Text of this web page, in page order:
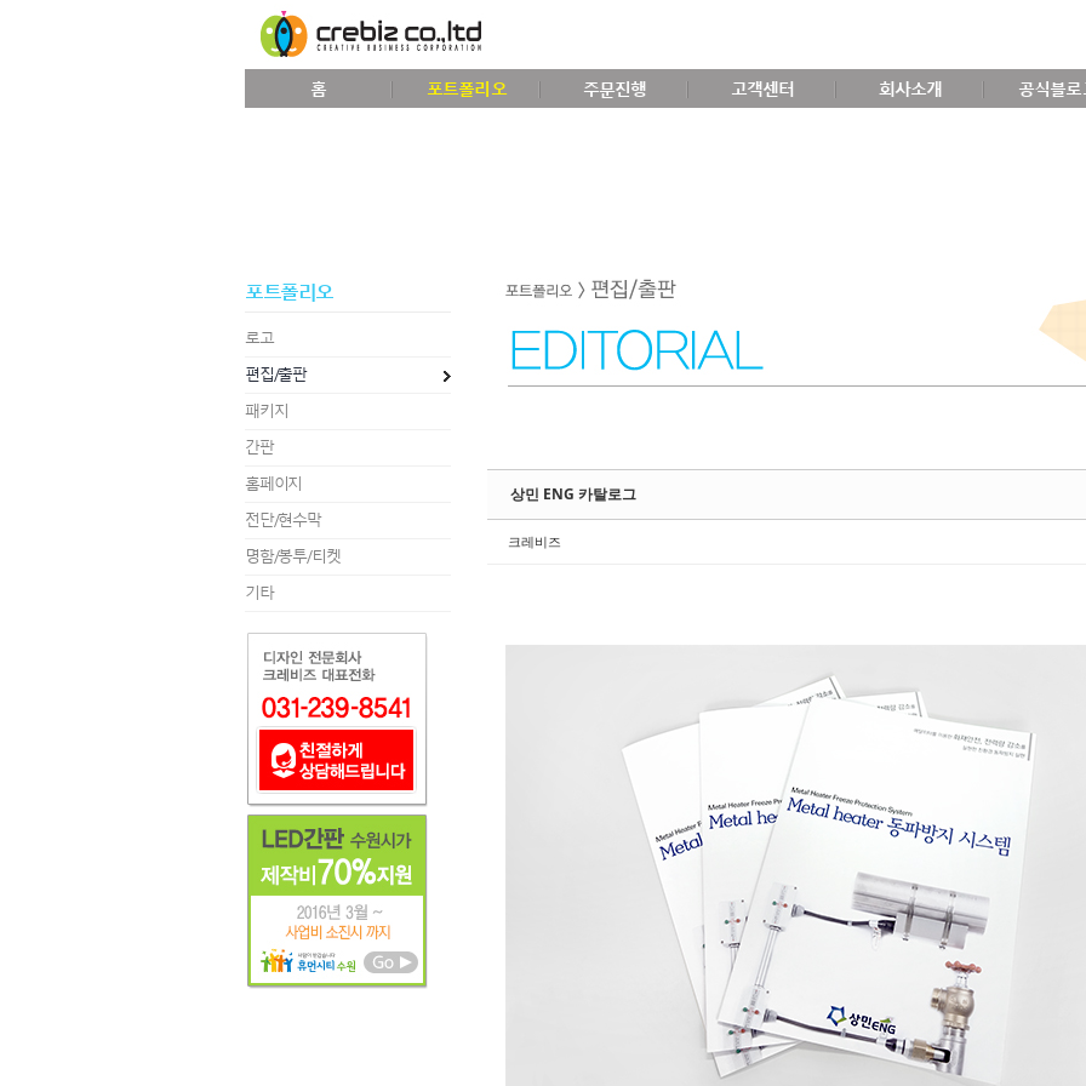
홈 포트폴리오 주문진행 고객센터 회사소개 공식블로
포트폴리오
로고
편집/출판
패키지
간판
홈페이지
전단/현수막
명함/봉투/티켓
기타
상민 ENG 카탈로그
크레비즈
Sketchbook5, 스케치북5
Sketchbook5, 스케치북5